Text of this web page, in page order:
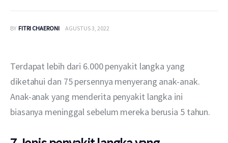
Mengapa Good Doctor
Berita
Layanan
BY FITRI CHAERONI AGUSTUS 3, 2022
Terdapat lebih dari 6.000 penyakit langka yang
diketahui dan 75 persennya menyerang anak-anak.
Anak-anak yang menderita penyakit langka ini
biasanya meninggal sebelum mereka berusia 5 tahun.